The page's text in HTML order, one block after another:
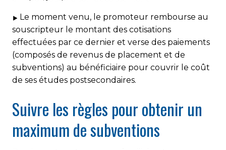
Le moment venu, le promoteur rembourse au
souscripteur le montant des cotisations
effectuées par ce dernier et verse des paiements
(composés de revenus de placement et de
subventions) au bénéficiaire pour couvrir le coût
de ses études postsecondaires.
Suivre les règles pour obtenir un
maximum de subventions